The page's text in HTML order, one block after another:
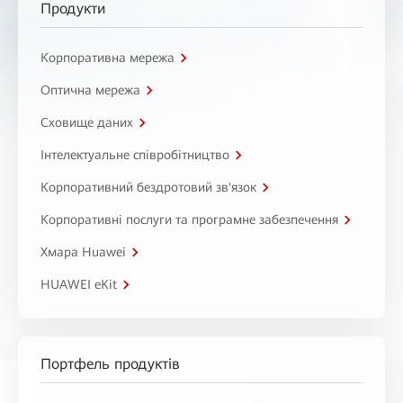
Продукти
Корпоративна мережа
Оптична мережа
Сховище даних
Інтелектуальне співробітництво
Корпоративний бездротовий зв'язок
Корпоративні послуги та програмне забезпечення
Хмара Huawei
HUAWEI eKit
Портфель продуктів